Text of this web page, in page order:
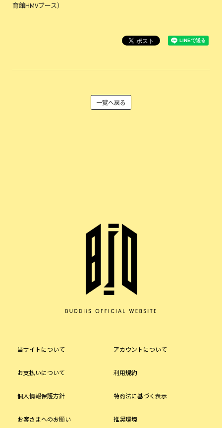
育館HMVブース）
一覧へ戻る
当サイトについて アカウントについて
お支払いについて 利用規約
個人情報保護方針 特商法に基づく表示
お客さまへのお願い 推奨環境